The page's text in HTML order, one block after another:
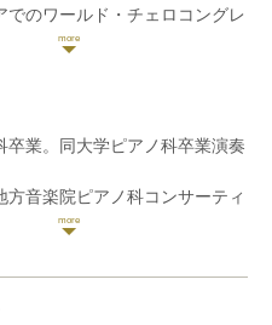
でのワールド・チェロコングレ
小澤征爾氏の「サイトウキネ
NYテロ追悼演奏会」等、国
演。
を務めたのち、オランダ・メ
高演奏者課程 ) に留学、同アカ
与される。ソロリサイタル、ピ
幅広く活動。ハイドンチェロ
卒業。同大学ピアノ科卒業演奏
方音楽院ピアノ科コンサーティ
一致の首席卒業、同時にピアノ
夏季アカデミーの伴奏員なども